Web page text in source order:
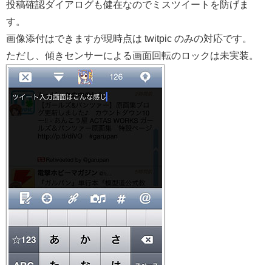
投稿確認ダイアログも健在なのでミスツイートを防げま
す。
画像添付はできますが現時点は twitpic のみの対応です。
ただし、傾きセンサーによる画面回転のロックは未実装。